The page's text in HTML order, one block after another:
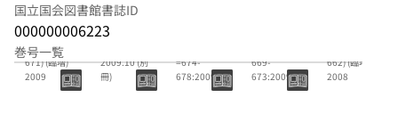
国立国会図書館書誌ID
000000006223
巻号一覧
51(3) (通号
671) (臨増)
2009
2009.10 (別
冊)
=674-
678:2009.5-
669-
673:2009.1-
2009.4 (臨増
662) (臨増)
2008